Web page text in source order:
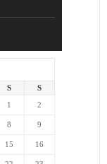
S
S
1
2
8 9
15 16